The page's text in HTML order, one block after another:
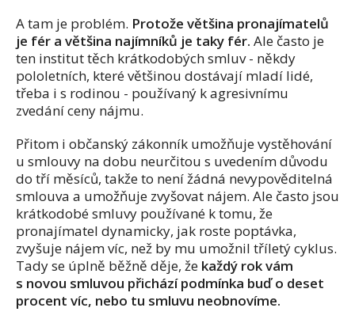
A tam je problém. Protože většina pronajímatelů
je fér a většina najímníků je taky fér. Ale často je
ten institut těch krátkodobých smluv - někdy
pololetních, které většinou dostávají mladí lidé,
třeba i s rodinou - používaný k agresivnímu
zvedání ceny nájmu.
Přitom i občanský zákonník umožňuje vystěhování
u smlouvy na dobu neurčitou s uvedením důvodu
do tří měsíců, takže to není žádná nevypověditelná
smlouva a umožňuje zvyšovat nájem. Ale často jsou
krátkodobé smluvy používané k tomu, že
pronajímatel dynamicky, jak roste poptávka,
zvyšuje nájem víc, než by mu umožnil tříletý cyklus.
Tady se úplně běžně děje, že každý rok vám
s novou smluvou přichází podmínka buď o deset
procent víc, nebo tu smluvu neobnovíme.